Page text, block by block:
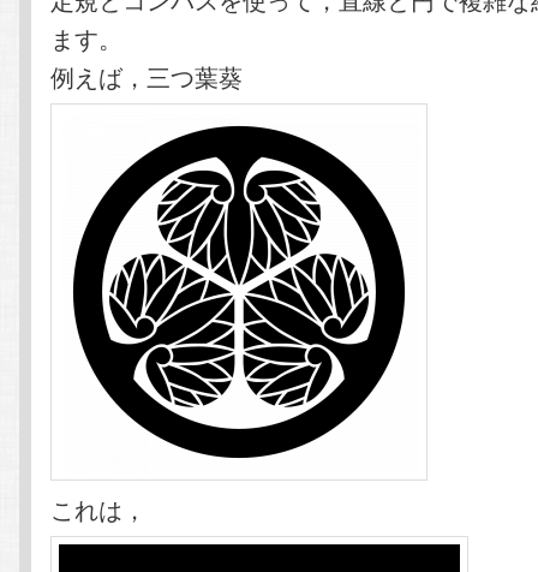
ます。
例えば，三つ葉葵
これは，